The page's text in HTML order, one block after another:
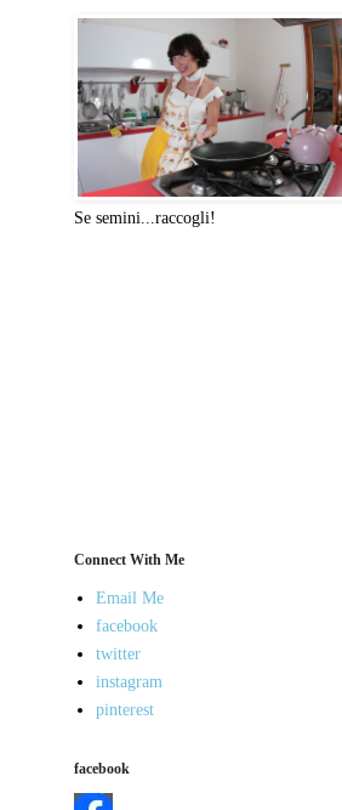
Se semini...raccogli!
Connect With Me
Email Me
facebook
twitter
instagram
pinterest
facebook